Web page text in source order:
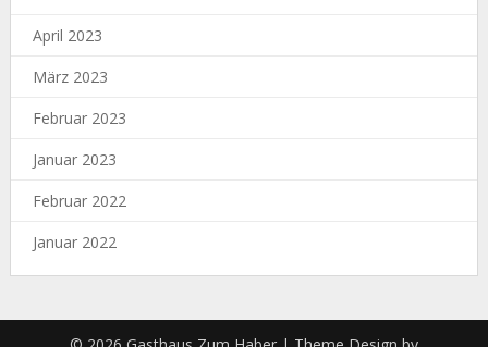
April 2023
März 2023
Februar 2023
Januar 2023
Februar 2022
Januar 2022